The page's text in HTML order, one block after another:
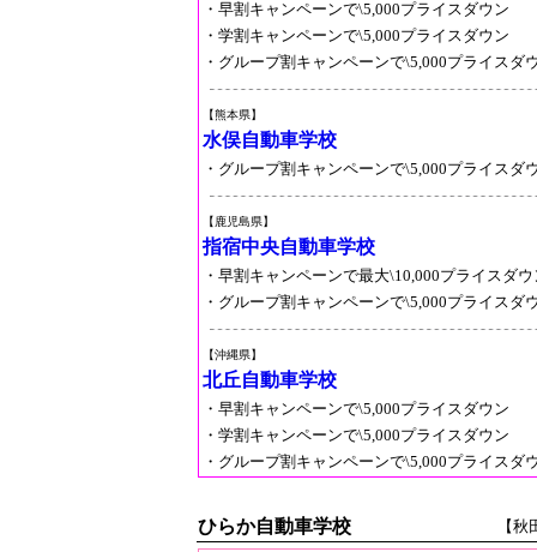
・早割キャンペーンで\5,000プライスダウン
・学割キャンペーンで\5,000プライスダウン
・グループ割キャンペーンで\5,000プライスダ
【熊本県】
水俣自動車学校
・グループ割キャンペーンで\5,000プライスダ
【鹿児島県】
指宿中央自動車学校
・早割キャンペーンで最大\10,000プライスダウ
・グループ割キャンペーンで\5,000プライスダ
【沖縄県】
北丘自動車学校
・早割キャンペーンで\5,000プライスダウン
・学割キャンペーンで\5,000プライスダウン
・グループ割キャンペーンで\5,000プライスダ
ひらか自動車学校 【